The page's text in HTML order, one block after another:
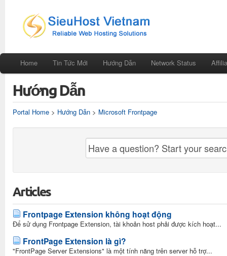
Home Tin Tức Mới Hướng Dẫn Network Status
Hướng Dẫn
Portal Home > Hướng Dẫn > Microsoft Frontpage
Articles
Frontpage Extension không hoạt động
Để sử dụng Frontpage Extension, tài khoản host phải được kích hoạt...
FrontPage Extension là gì?
"FrontPage Server Extensions" là một tính năng trên server hỗ trợ...